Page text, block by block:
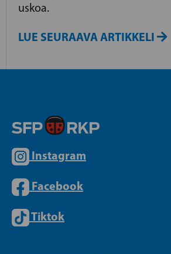
uskoa.
LUE SEURAAVA ARTIKKELI
Instagram
Facebook
Tiktok